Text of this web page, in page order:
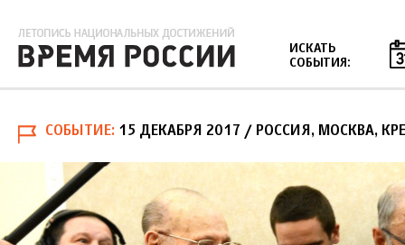
ИСКАТЬ
СОБЫТИЯ:
СОБЫТИЕ 15 ДЕКАБРЯ 2017 / РОССИЯ, МОСКВА,